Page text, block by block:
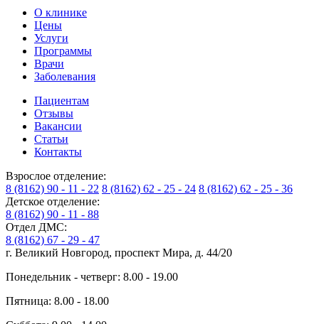
О клинике
Цены
Услуги
Программы
Врачи
Заболевания
Пациентам
Отзывы
Вакансии
Статьи
Контакты
Взрослое отделение:
8 (8162) 90 - 11 - 22 8 (8162) 62 - 25 - 24 8 (8162) 62 - 25 - 36
Детское отделение:
8 (8162) 90 - 11 - 88
Отдел ДМС:
8 (8162) 67 - 29 - 47
г. Великий Новгород, проспект Мира, д. 44/20
Понедельник - четверг: 8.00 - 19.00
Пятница: 8.00 - 18.00